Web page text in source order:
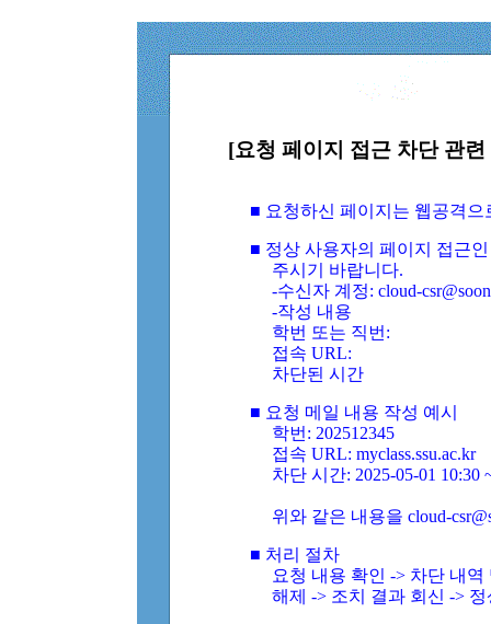
[요청 페이지 접근 차단 관
■ 요청하신 페이지는 웹공격
■ 정상 사용자의 페이지 접근
주시기 바랍니다.
-수신자 계정: cloud-
-작성 내용
학번 또는 직번:
접속 URL:
차단된 시간
■ 요청 메일 내용 작성 예시
학번: 202512345
접속 URL: myclass.ssu.ac.kr
차단 시간: 2025-05-01 10:30
위와 같은 내용을 cloud-
■ 처리 절차
요청 내용 확인 -> 차단 내
해제 -> 조치 결과 회신 ->